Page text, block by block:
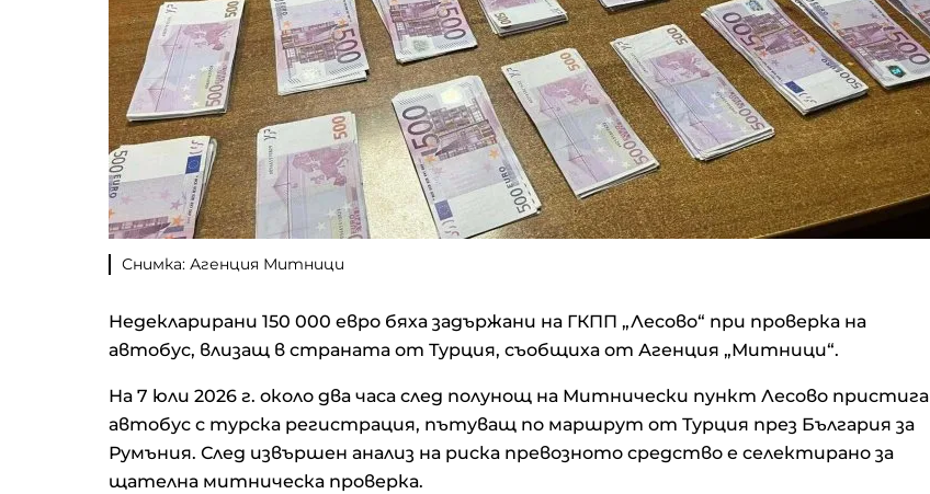
Снимка: Агенция Митници
Недекларирани 150 000 евро бяха задържани на ГКПП „Лесово“ при проверка на
автобус, влизащ в страната от Турция, съобщиха от Агенция „Митници“.
На 7 юли 2026 г. около два часа след полунощ на Митнически пункт Лесово пристига
автобус с турска регистрация, пътуващ по маршрут от Турция през България за
Румъния. След извършен анализ на риска превозното средство е селектирано за
щателна митническа проверка.